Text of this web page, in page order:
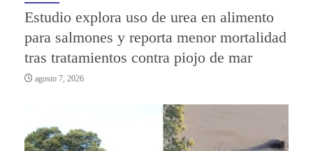
Estudio explora uso de urea en alimento
para salmones y reporta menor mortalidad
tras tratamientos contra piojo de mar
agosto 7, 2026